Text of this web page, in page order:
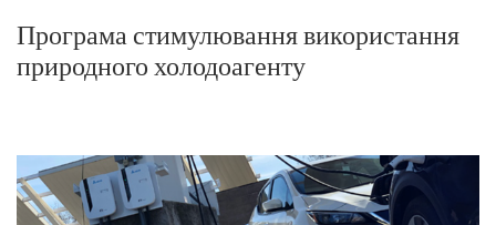
Програма стимулювання використання
природного холодоагенту